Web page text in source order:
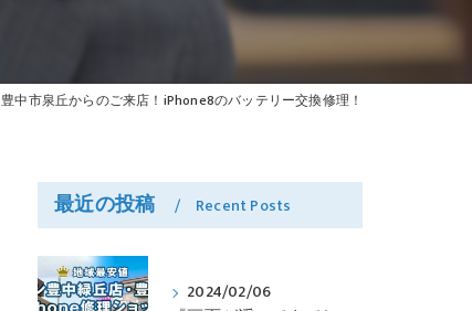
豊中市泉丘からのご来店！iPhone8のバッテリー交換修理！
最近の投稿 Recent Posts
2024/02/06